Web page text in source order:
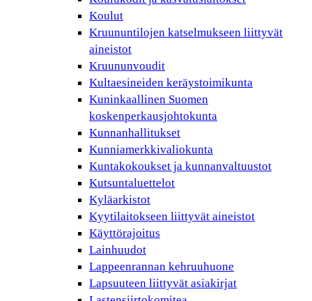
Koulut
Kruununtilojen katselmukseen liittyvät
aineistot
Kruununvoudit
Kultaesineiden keräystoimikunta
Kuninkaallinen Suomen
koskenperkausjohtokunta
Kunnanhallitukset
Kunniamerkkivaliokunta
Kuntakokoukset ja kunnanvaltuustot
Kutsuntaluettelot
Kyläarkistot
Kyytilaitokseen liittyvät aineistot
Käyttörajoitus
Lainhuudot
Lappeenrannan kehruuhuone
Lapsuuteen liittyvät asiakirjat